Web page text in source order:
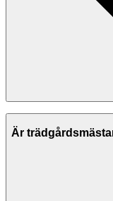
Ett bra första steg är
Svenska Hantverkare
du kan se vad andra
har F-skattesedel och
Är